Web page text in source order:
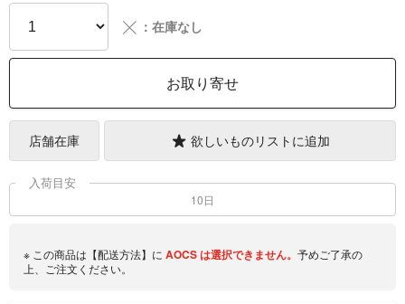
╳ ：在庫なし
お取り寄せ
店舗在庫 欲しいものリストに追加
入荷目安
10日
※ この商品は【配送方法】に AOCSは選択できません。 予めご了承の
上、ご注文ください。